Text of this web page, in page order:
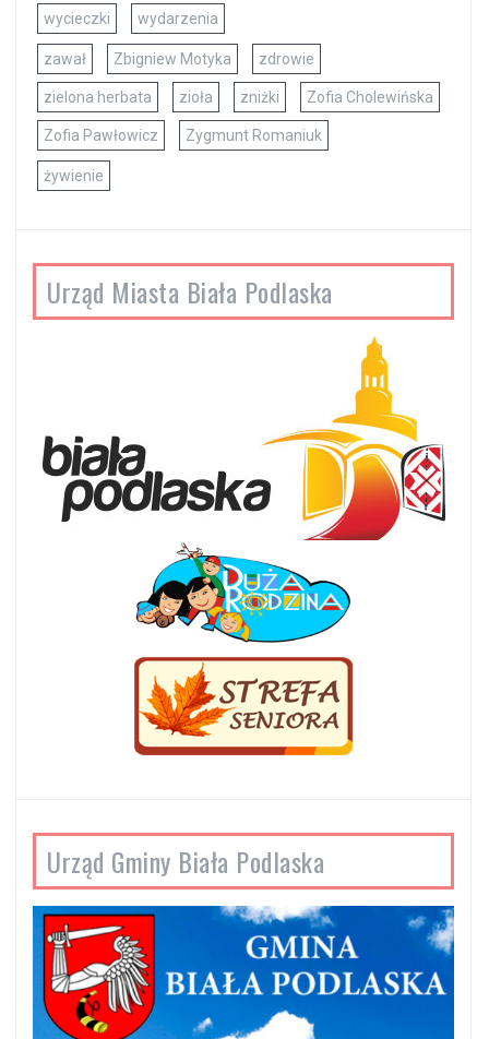
wycieczki wydarzenia
zawał Zbigniew Motyka zdrowie
zielona herbata zioła zniżki Zofia Cholewińska
Zofia Pawłowicz Zygmunt Romaniuk
żywienie
Urząd Miasta Biała Podlaska
Urząd Gminy Biała Podlaska